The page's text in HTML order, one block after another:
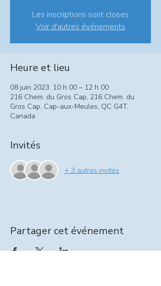
Les inscriptions sont closes
Voir d'autres événements
Heure et lieu
08 juin 2023, 10 h 00 – 12 h 00
216 Chem. du Gros Cap, 216 Chem. du
Gros Cap, Cap-aux-Meules, QC G4T,
Canada
Invités
+ 3 autres invités
Partager cet événement